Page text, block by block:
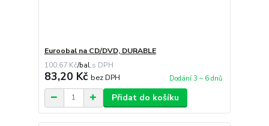
Euroobal na CD/DVD, DURABLE
100,67 Kč/bal.
83,20 Kč bez DPH Dodání 3 – 6 dnů
Přidat do košíku